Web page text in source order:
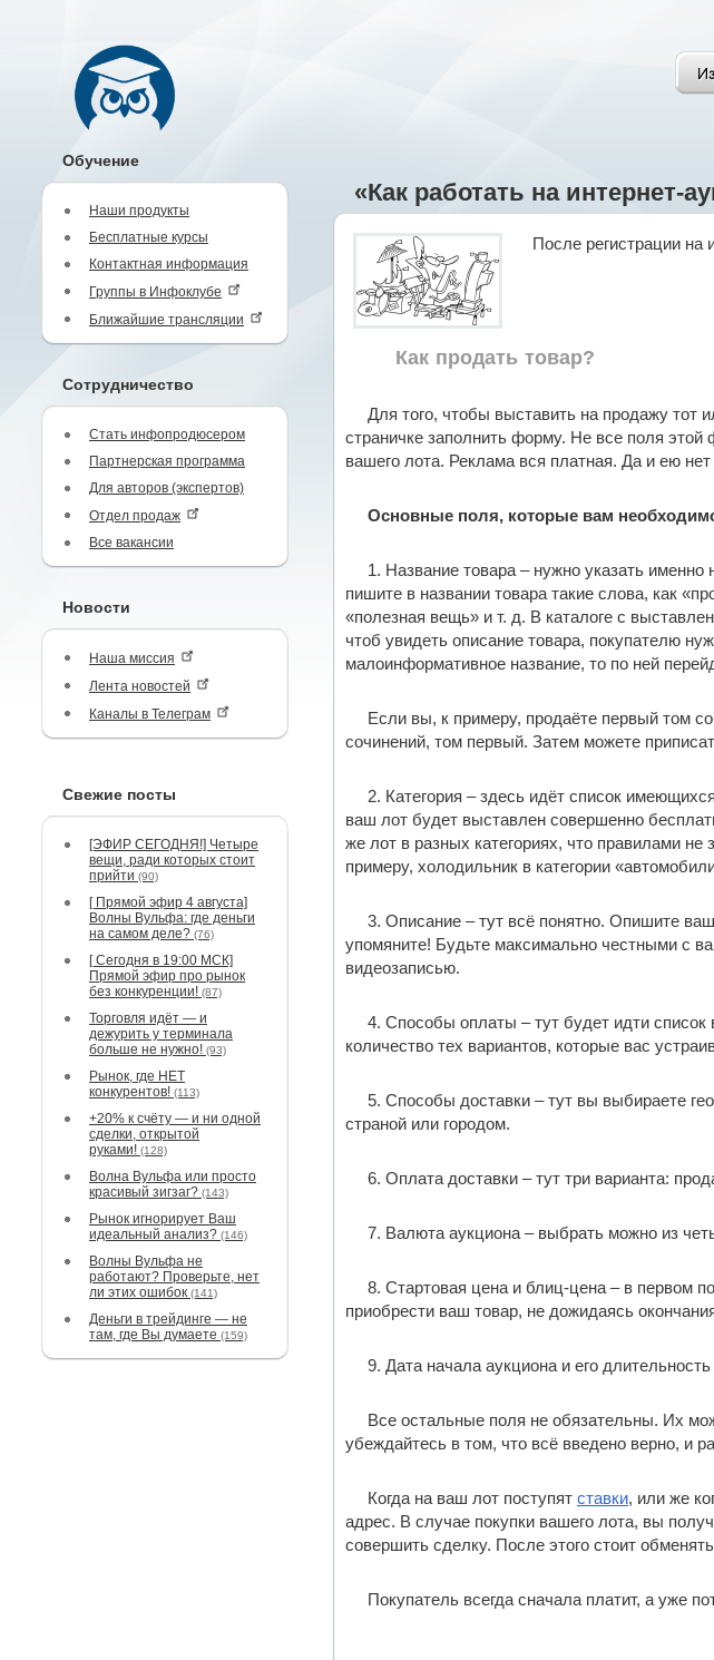
Обучение
Наши продукты
Бесплатные курсы
Контактная информация
Группы в Инфоклубе
Ближайшие трансляции
Сотрудничество
Стать инфопродюсером
Партнерская программа
Для авторов (экспертов)
Отдел продаж
Все вакансии
Новости
Наша миссия
Лента новостей
Каналы в Телеграм
Свежие посты
[ЭФИР СЕГОДНЯ!] Четыре
вещи, ради которых стоит
прийти (90)
[ Прямой эфир 4 августа]
Волны Вульфа: где деньги
на самом деле? (76)
[ Сегодня в 19:00 МСК]
Прямой эфир про рынок
без конкуренции! (87)
Торговля идёт — и
дежурить у терминала
больше не нужно! (93)
Рынок, где НЕТ
конкурентов! (113)
+20% к счёту — и ни одной
сделки, открытой
руками! (128)
Волна Вульфа или просто
красивый зигзаг? (143)
Рынок игнорирует Ваш
идеальный анализ? (146)
Волны Вульфа не
работают? Проверьте, нет
ли этих ошибок (141)
Деньги в трейдинге — не
там, где Вы думаете (159)
«Как работать на интернет-
После регистрации на
Как продать товар?
Для того, чтобы выставить на продажу тот
страничке заполнить форму. Не все поля
вашего лота. Реклама вся платная. Да и ею
Основные поля, которые вам
1. Название товара – нужно указать
пишите в названии товара такие слова, как
«полезная вещь» и т. д. В каталоге с
чтоб увидеть описание товара, покупателю
малоинформативное название, то по ней
Если вы, к примеру, продаёте первый том
сочинений, том первый. Затем можете
2. Категория – здесь идёт список
ваш лот будет выставлен совершенно
же лот в разных категориях, что правилами
примеру, холодильник в категории
3. Описание – тут всё понятно. Опишите
упомяните! Будьте максимально честными с
видеозаписью.
4. Способы оплаты – тут будет идти
количество тех вариантов, которые вас
5. Способы доставки – тут вы выбираете
страной или городом.
6. Оплата доставки – тут три варианта:
7. Валюта аукциона – выбрать можно из
8. Стартовая цена и блиц-цена – в первом
приобрести ваш товар, не дожидаясь
9. Дата начала аукциона и его
Все остальные поля не обязательны. Их
убеждайтесь в том, что всё введено верно, и
Когда на ваш лот поступят ставки, или же
адрес. В случае покупки вашего лота, вы
совершить сделку. После этого стоит
Покупатель всегда сначала платит, а уже